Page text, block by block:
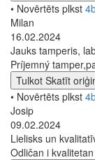
• Novērtēts plkst
Milan
16.02.2024
Jauks tamperis,
Príjemný
Tulkot Skatīt
• Novērtēts plkst
Josip
09.02.2024
Lielisks un
Odličan i